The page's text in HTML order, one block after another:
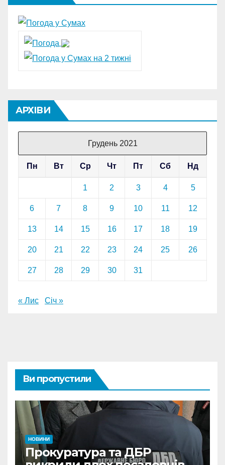
АРХІВИ
Грудень 2021
Пн Вт Ср Чт Пт Сб Нд
1 2 3 4 5
6 7 8 9 10 11 12
13 14 15 16 17 18 19
20 21 22 23 24 25 26
27 28 29 30 31
« Лис Січ »
Ви пропустили
НОВИНИ
Прокуратура та ДБР